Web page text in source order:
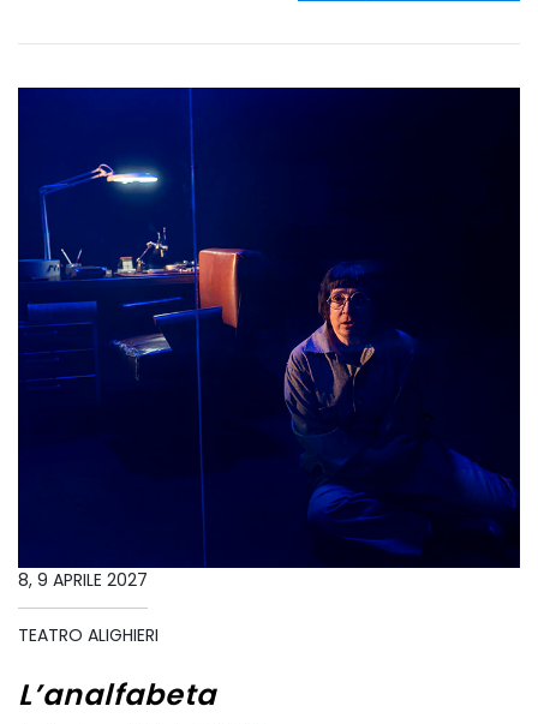
8, 9 APRILE 2027
TEATRO ALIGHIERI
L’analfabeta